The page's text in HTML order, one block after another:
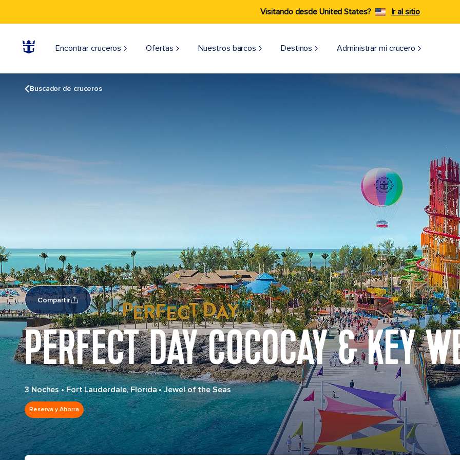
Visitando desde United States? Ir al sitio
Encontrar cruceros Ofertas Nuestros barcos Destinos Administrar mi crucero
Buscador de cruceros
Compartir
PERFECT DAY COCOCAY & KEY
3 Noches•Fort Lauderdale, Florida•Jewel of the Seas
Reserva y Ahorra